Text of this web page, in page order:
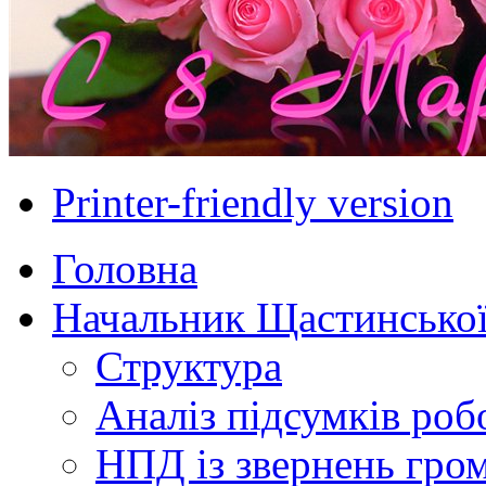
Printer-friendly version
Головна
Начальник
Структура
Аналіз підсумків
НПД із звернень